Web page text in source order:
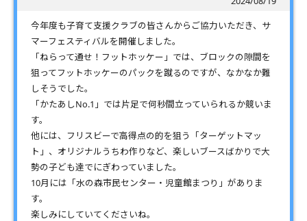
今年度も子育て支援クラブの皆さんからご協力いただき、サ
マーフェスティバルを開催しました。
「ねらって通せ！フットホッケー」では、ブロックの隙間を
狙ってフットホッケーのパックを蹴るのですが、なかなか難
しそうでした。
「かたあしNo.1」では片足で何秒間立っていられるか競いま
す。
他には、フリスビーで高得点の的を狙う「ターゲットマッ
ト」、オリジナルうちわ作りなど、楽しいブースばかりで大
勢の子ども達でにぎわっていました。
10月には「水の森市民センター・児童館まつり」がありま
す。
楽しみにしていてくださいね。